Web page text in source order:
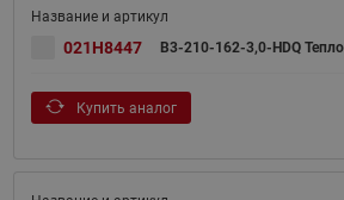
021H8447 B3-210-162-3,0-HDQ
Купить аналог